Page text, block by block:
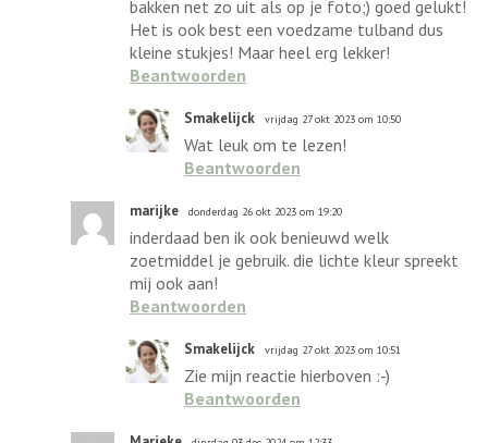
bakken net zo uit als op je foto;) goed gelukt!
Het is ook best een voedzame tulband dus
kleine stukjes! Maar heel erg lekker!
Beantwoorden
Smakelijck vrijdag 27 okt 2023 om 10:50
Wat leuk om te lezen!
Beantwoorden
marijke donderdag 26 okt 2023 om 19:20
inderdaad ben ik ook benieuwd welk
zoetmiddel je gebruik. die lichte kleur spreekt
mij ook aan!
Beantwoorden
Smakelijck vrijdag 27 okt 2023 om 10:51
Zie mijn reactie hierboven :-)
Beantwoorden